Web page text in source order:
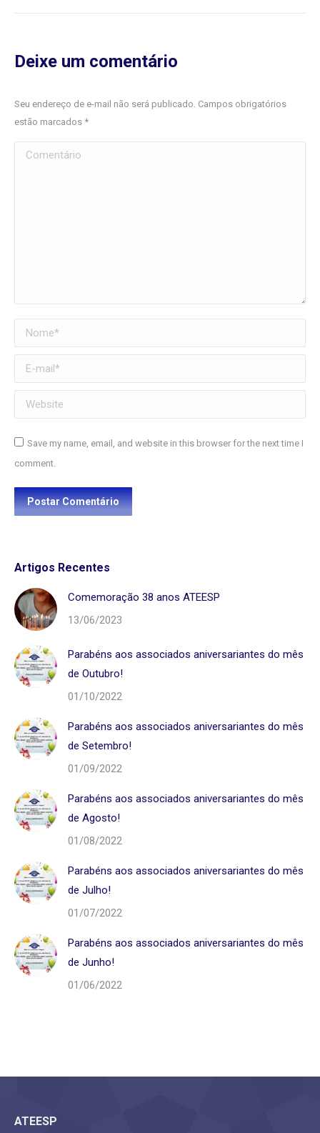
Deixe um comentário
Seu endereço de e-mail não será publicado. Campos obrigatórios
estão marcados *
Comentário
Nome *
E-mail *
Website
Save my name, email, and website in this browser for the next time I
comment.
Postar Comentário
Artigos Recentes
Comemoração 38 anos ATEESP
13/06/2023
Parabéns aos associados aniversariantes do mês
de Outubro!
01/10/2022
Parabéns aos associados aniversariantes do mês
de Setembro!
01/09/2022
Parabéns aos associados aniversariantes do mês
de Agosto!
01/08/2022
Parabéns aos associados aniversariantes do mês
de Julho!
01/07/2022
Parabéns aos associados aniversariantes do mês
de Junho!
01/06/2022
ATEESP